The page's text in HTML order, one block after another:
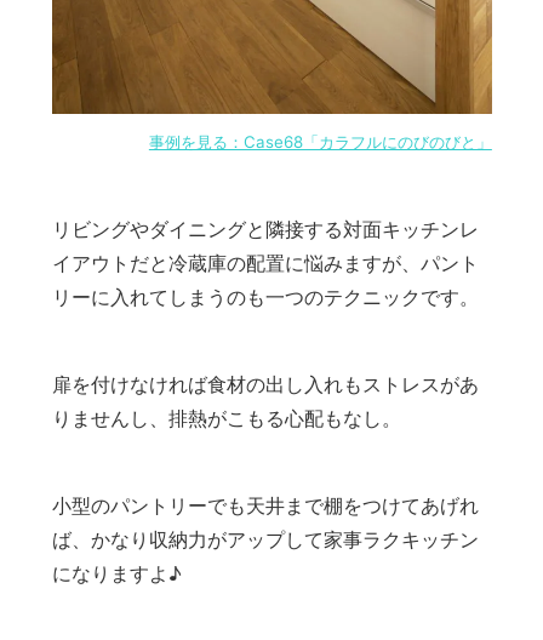
事例を見る：Case68「カラフルにのびのびと」
リビングやダイニングと隣接する対面キッチンレ
イアウトだと冷蔵庫の配置に悩みますが、パント
リーに入れてしまうのも一つのテクニックです。
扉を付けなければ食材の出し入れもストレスがあ
りませんし、排熱がこもる心配もなし。
小型のパントリーでも天井まで棚をつけてあげれ
ば、かなり収納力がアップして家事ラクキッチン
になりますよ♪